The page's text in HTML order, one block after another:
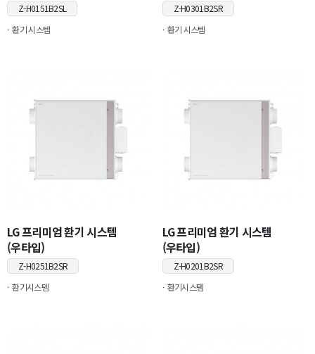
Z-H0151B2SL
환기 시스템
Z-H0301B2SR
환기 시스템
LG 프리미엄 환기 시스템
(우타입)
Z-H0251B2SR
환기시스템
LG 프리미엄 환기 시스템
(우타입)
Z-H0201B2SR
환기시스템